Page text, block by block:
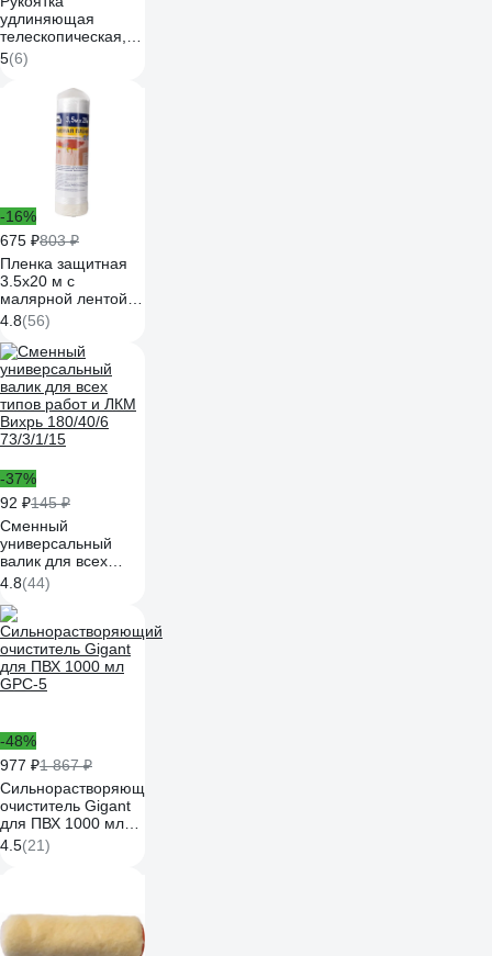
удлиняющая
телескопическая,
165-300 см
РемоКолор 10-0-
5(6)
-16%
675 ₽803 ₽
Пленка защитная
3.5х20 м с
малярной лентой
UNIBOB 211786
4.8(56)
-37%
92 ₽145 ₽
Сменный
универсальный
валик для всех
типов работ и ЛКМ
Вихрь 180/40/6
73/3/1/15
4.8(44)
-48%
977 ₽1 867 ₽
Сильнорастворяющий
очиститель Gigant
для ПВХ 1000 мл
GPC-5
4.5(21)